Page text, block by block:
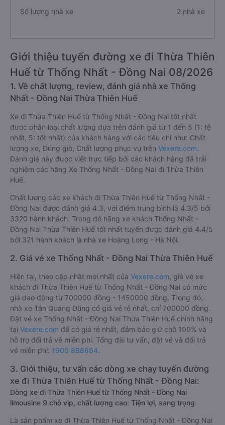
Số lượng nhà xe 2 nhà xe
Giới thiệu tuyến đường xe đi Thừa Thiên
Huế từ Thống Nhất - Đồng Nai 08/2026
1. Về chất lượng, review, đánh giá nhà xe Thống
Nhất - Đồng Nai Thừa Thiên Huế
Xe đi Thừa Thiên Huế từ Thống Nhất - Đồng Nai tốt nhất
được phân loại chất lượng dựa trên đánh giá từ 1 đến 5 (1: tệ
nhất, 5: tốt nhất) của khách hàng với các tiêu chí như: Chất
lượng xe, Đúng giờ, Chất lượng phục vụ trên Vexere.com.
Đánh giá này được viết trực tiếp bởi các khách hàng đã trải
nghiệm các hãng Xe Thống Nhất - Đồng Nai đi Thừa Thiên
Huế.
Chất lượng các xe khách đi Thừa Thiên Huế từ Thống Nhất -
Đồng Nai được đánh giá 4.3, với điểm trung bình là 4.3/5 bởi
3320 hành khách. Trong đó hãng xe khách Thống Nhất -
Đồng Nai Thừa Thiên Huế tốt nhất tuyến được đánh giá 4.4/5
bởi 321 hành khách là nhà xe Hoàng Long - Hà Nội.
2. Giá vé xe Thống Nhất - Đồng Nai Thừa Thiên Huế
Hiện tại, theo cập nhật mới nhất của Vexere.com , giá vé xe
khách đi Thừa Thiên Huế từ Thống Nhất - Đồng Nai có mức
giá dao động từ 700000 đồng - 1450000 đồng. Trong đó,
nhà xe Tân Quang Dũng có giá vé rẻ nhất, chỉ 700000 đồng.
Đặt vé xe Thống Nhất - Đồng Nai Thừa Thiên Huế chính hãng
tại Vexere.com để có giá rẻ nhất, đảm bảo giữ chỗ 100% và
hỗ trợ đổi trả vé miễn phí. Tổng đài tư vấn, đặt vé và đổi trả
vé miễn phí: 1900 888684.
3. Giới thiệu, tư vấn các dòng xe chạy tuyến đường
xe đi Thừa Thiên Huế từ Thống Nhất - Đồng Nai:
Dòng xe đi Thừa Thiên Huế từ Thống Nhất - Đồng Nai
limousine 9 chỗ vip, chất lượng cao: Tiện lợi, sang trọng
Là sản phẩm xe đi Thừa Thiên Huế từ Thống Nhất - Đồng Nai